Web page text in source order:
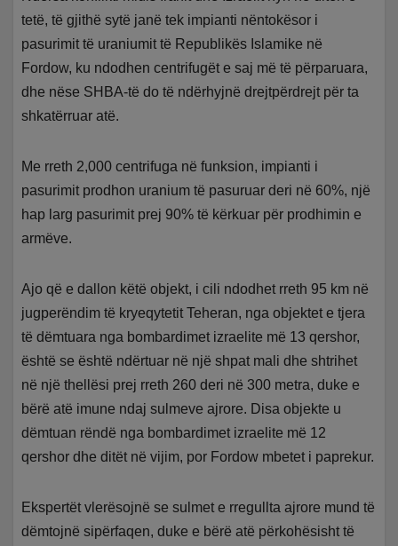
tetë, të gjithë sytë janë tek impianti nëntokësor i
pasurimit të uraniumit të Republikës Islamike në
Fordow, ku ndodhen centrifugët e saj më të përparuara,
dhe nëse SHBA-të do të ndërhyjnë drejtpërdrejt për ta
shkatërruar atë.
Me rreth 2,000 centrifuga në funksion, impianti i
pasurimit prodhon uranium të pasuruar deri në 60%, një
hap larg pasurimit prej 90% të kërkuar për prodhimin e
armëve.
Ajo që e dallon këtë objekt, i cili ndodhet rreth 95 km në
jugperëndim të kryeqytetit Teheran, nga objektet e tjera
të dëmtuara nga bombardimet izraelite më 13 qershor,
është se është ndërtuar në një shpat mali dhe shtrihet
në një thellësi prej rreth 260 deri në 300 metra, duke e
bërë atë imune ndaj sulmeve ajrore. Disa objekte u
dëmtuan rëndë nga bombardimet izraelite më 12
qershor dhe ditët në vijim, por Fordow mbetet i paprekur.
Ekspertët vlerësojnë se sulmet e rregullta ajrore mund të
dëmtojnë sipërfaqen, duke e bërë atë përkohësisht të